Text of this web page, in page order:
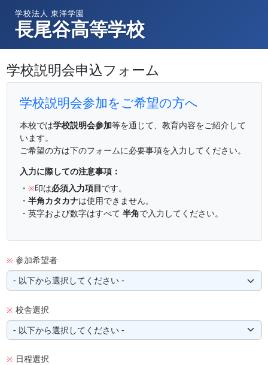
学校法人 東洋学園
長尾谷高等学校
学校説明会申込フォーム
学校説明会参加をご希望の方へ
本校では学校説明会参加等を通じて、教育内容をご紹介して
います。
ご希望の方は下のフォームに必要事項を入力してください。
入力に際しての注意事項：
・ ※印は必須入力項目です。
・ 半角カタカナは使用できません。
・英字および数字はすべて 半角で入力してください。
※ 参加希望者
※ 校舎選択
※ 日程選択